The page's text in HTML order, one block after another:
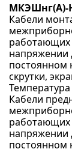
МКЭШнг(А)-
Кабели
напряжении
постоянном
скрутки,
Температура
Кабели
напряжении
постоянном